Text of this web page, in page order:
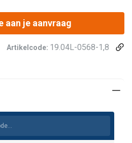
aan je aanvraag
Artikelcode: 19.04L-0568-1,8